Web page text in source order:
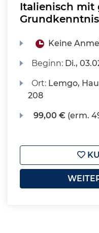
Italienisch mit
Keine
Beginn: Di.,
Ort: Lemgo,
208
99,00 € (erm.